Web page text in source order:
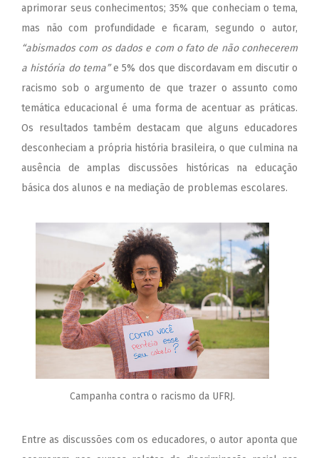
aprimorar seus conhecimentos; 35% que conheciam o tema,
mas não com profundidade e ficaram, segundo o autor,
“abismados com os dados e com o fato de não conhecerem
a história do tema”e 5% dos que discordavam em discutir o
racismo sob o argumento de que trazer o assunto como
temática educacional é uma forma de acentuar as práticas.
Os resultados também destacam que alguns educadores
desconheciam a própria história brasileira, o que culmina na
ausência de amplas discussões históricas na educação
básica dos alunos e na mediação de problemas escolares.
Campanha contra o racismo da UFRJ.
Entre as discussões com os educadores, o autor aponta que